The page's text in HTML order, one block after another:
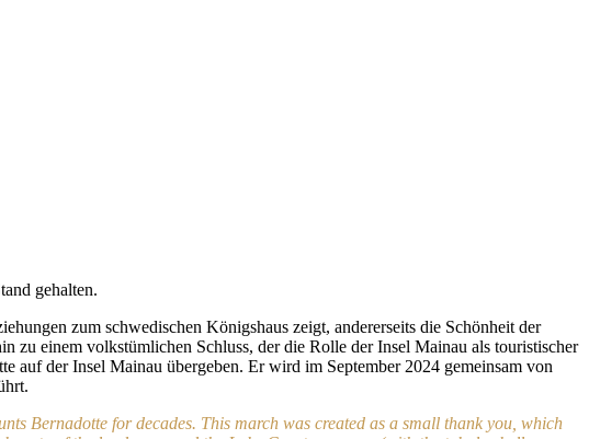
gehalten.
zum schwedischen Königshaus zeigt, andererseits die Schönheit der
zu einem volkstümlichen Schluss, der die Rolle der Insel Mainau als touristischer
der Insel Mainau übergeben. Er wird im September 2024 gemeinsam von
Bernadotte for decades. This march was created as a small thank you, which